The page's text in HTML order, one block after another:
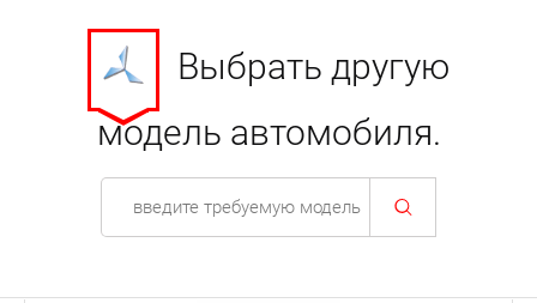
Выбрать другую
модель автомобиля.